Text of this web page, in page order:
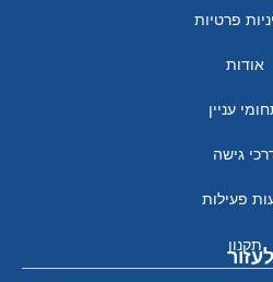
פרטיות
אודות
עניין
גישה
פעילות
תקנון